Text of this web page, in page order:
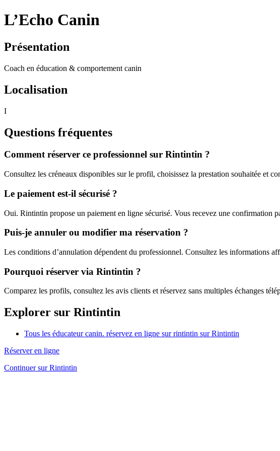
L’Echo Canin
Présentation
Coach en éducation & comportement canin
Localisation
I
Questions fréquentes
Comment réserver ce professionnel sur Rintintin ?
Consultez les créneaux disponibles sur le profil, choisissez la prestation souhaitée et
Le paiement est-il sécurisé ?
Oui. Rintintin propose un paiement en ligne sécurisé. Vous recevez une confirmation
Puis-je annuler ou modifier ma réservation ?
Les conditions d’annulation dépendent du professionnel. Consultez les informations
Pourquoi réserver via Rintintin ?
Comparez les profils, consultez les avis clients et réservez sans multiples échanges
Explorer sur Rintintin
Tous les éducateur canin. réservez en ligne sur rintintin sur Rintintin
Réserver en ligne
Continuer sur Rintintin